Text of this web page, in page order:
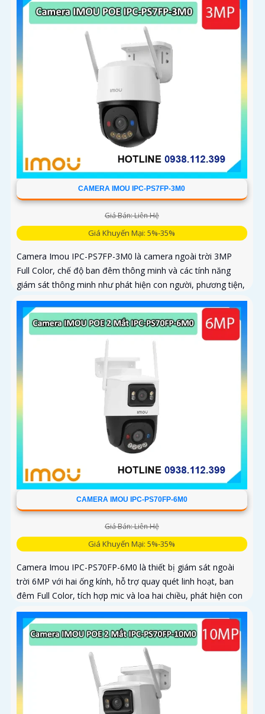
CAMERA IMOU IPC-PS7FP-3M0
Giá Bán: Liên Hệ
Giá Khuyến Mại: 5%-35%
Camera Imou IPC-PS7FP-3M0 là camera ngoài trời 3MP
Full Color, chế độ ban đêm thông minh và các tính năng
giám sát thông minh như phát hiện con người, phương tiện,
phù hợp lắp đặt tại nhà, văn phòng hoặc cửa hàng, bảo vệ
an ninh hiệu quả
CAMERA IMOU IPC-PS70FP-6M0
Giá Bán: Liên Hệ
Giá Khuyến Mại: 5%-35%
Camera Imou IPC-PS70FP-6M0 là thiết bị giám sát ngoài
trời 6MP với hai ống kính, hỗ trợ quay quét linh hoạt, ban
đêm Full Color, tích hợp mic và loa hai chiều, phát hiện con
người và phương tiện, phù hợp lắp đặt cho gia đình, cửa
hàng và văn phòng